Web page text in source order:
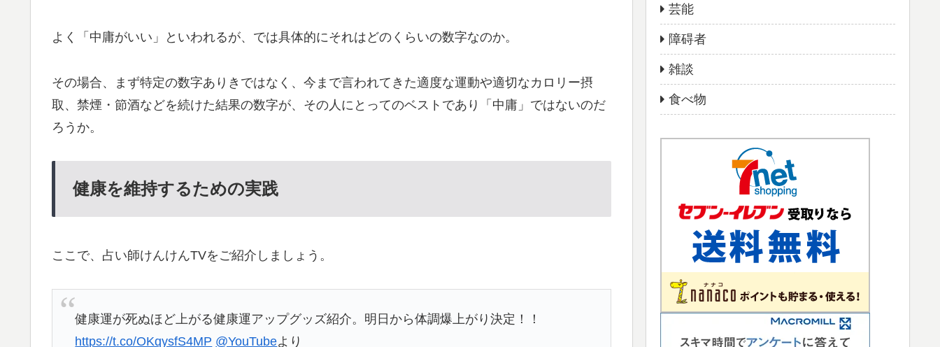
よく「中庸がいい」といわれるが、では具体的にそれはどのくらいの数字なのか。
その場合、まず特定の数字ありきではなく、今まで言われてきた適度な運動や適切なカロリー摂
取、禁煙・節酒などを続けた結果の数字が、その人にとってのベストであり「中庸」ではないのだ
ろうか。
健康を維持するための実践
ここで、占い師けんけんTVをご紹介しましょう。
健康運が死ぬほど上がる健康運アップグッズ紹介。明日から体調爆上がり決定！！
https://t.co/OKqysfS4MP @YouTubeより
芸能
障碍者
雑談
食べ物